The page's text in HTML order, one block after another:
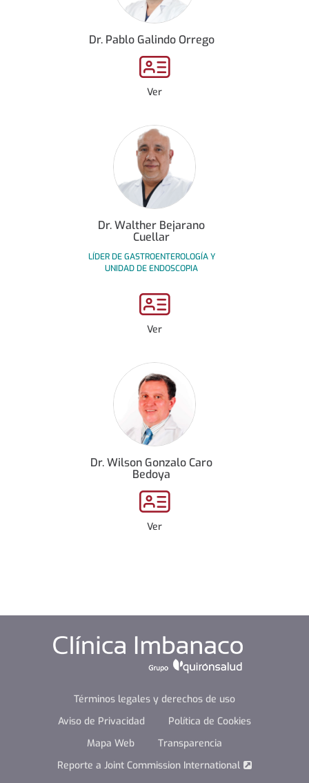
Dr. Pablo Galindo Orrego
Ver
Dr. Walther Bejarano
Cuellar
LÍDER DE GASTROENTEROLOGÍA Y
UNIDAD DE ENDOSCOPIA
Ver
Dr. Wilson Gonzalo Caro
Bedoya
Ver
Términos legales y derechos de uso
Aviso de Privacidad
Política de Cookies
Mapa Web
Transparencia
Reporte a Joint Commission International